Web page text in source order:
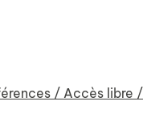
/ Accès libre /